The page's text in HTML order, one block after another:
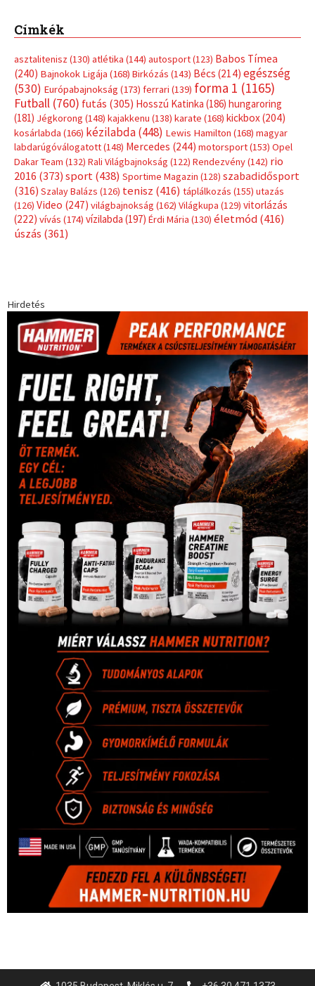
Címkék
asztalitenisz (130) atlétika (144) autosport(123) Babos Tímea
(240) Bajnokok Ligája (168) Birkózás (143) Bécs (214) egészség
(530) Európabajnokság (173) ferrari (139) forma 1 (1165)
Futball (760) futás (305) Hosszú Katinka (186) hungaroring
(181) Jégkorong (148) kajakkenu (138) karate (168) kickbox(204)
kosárlabda (166) kézilabda(448) Lewis Hamilton (168) magyar
labdarúgóválogatott(148) Mercedes (244) motorsport(153) Opel
Dakar Team (132) Rali Világbajnokság (122) Rendezvény(142) rio
2016 (373) sport(438) Sportime Magazin (128) szabadidősport
(316) Szalay Balázs (126) tenisz (416) táplálkozás (155) utazás
(126) Video (247) világbajnokság (162) Világkupa (129) vitorlázás
(222) vívás (174) vízilabda (197) Érdi Mária (130) életmód(416)
úszás (361)
Hirdetés